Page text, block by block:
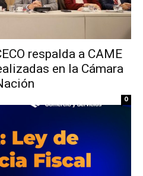
respalda a CAME
en la Cámara
0